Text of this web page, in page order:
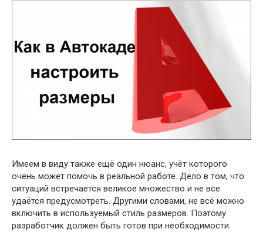
Имеем в виду также ещё один нюанс, учёт которого
очень может помочь в реальной работе. Дело в том, что
ситуаций встречается великое множество и не все
удаётся предусмотреть. Другими словами, не всё можно
включить в используемый стиль размеров. Поэтому
разработчик должен быть готов при необходимости